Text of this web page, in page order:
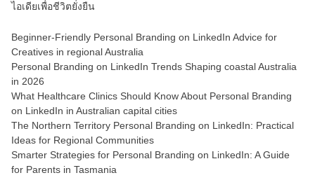
ไอเดียเพื่อชีวิตยั่งยืน
Beginner-Friendly Personal Branding on LinkedIn Advice for
Creatives in regional Australia
Personal Branding on LinkedIn Trends Shaping coastal Australia
in 2026
What Healthcare Clinics Should Know About Personal Branding
on LinkedIn in Australian capital cities
The Northern Territory Personal Branding on LinkedIn: Practical
Ideas for Regional Communities
Smarter Strategies for Personal Branding on LinkedIn: A Guide
for Parents in Tasmania